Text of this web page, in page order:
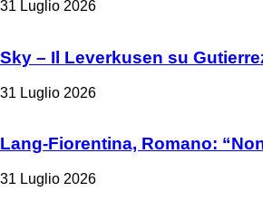
31 Luglio 2026
Sky – Il Leverkusen su
31 Luglio 2026
Lang-Fiorentina, Romano:
31 Luglio 2026